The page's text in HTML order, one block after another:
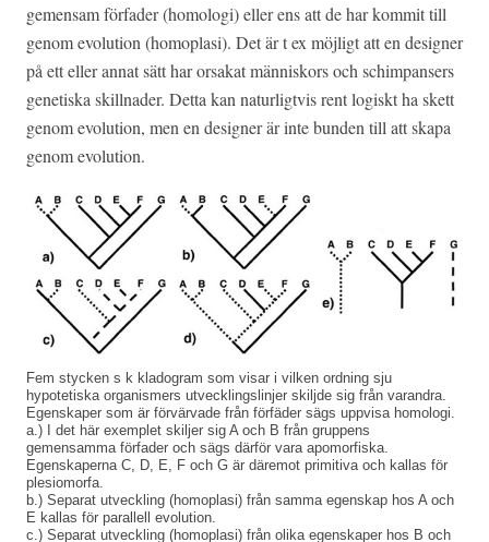
gemensam förfader (homologi) eller ens att de har kommit till
genom evolution (homoplasi). Det är t ex möjligt att en designer
på ett eller annat sätt har orsakat människors och schimpansers
genetiska skillnader. Detta kan naturligtvis rent logiskt ha skett
genom evolution, men en designer är inte bunden till att skapa
genom evolution.
Fem stycken s k kladogram som visar i vilken ordning sju
hypotetiska organismers utvecklingslinjer skiljde sig från varandra.
Egenskaper som är förvärvade från förfäder sägs uppvisa homologi.
a.) I det här exemplet skiljer sig A och B från gruppens
gemensamma förfader och sägs därför vara apomorfiska.
Egenskaperna C, D, E, F och G är däremot primitiva och kallas för
plesiomorfa.
b.) Separat utveckling (homoplasi) från samma egenskap hos A och
E kallas för parallell evolution.
c.) Separat utveckling (homoplasi) från olika egenskaper hos B och